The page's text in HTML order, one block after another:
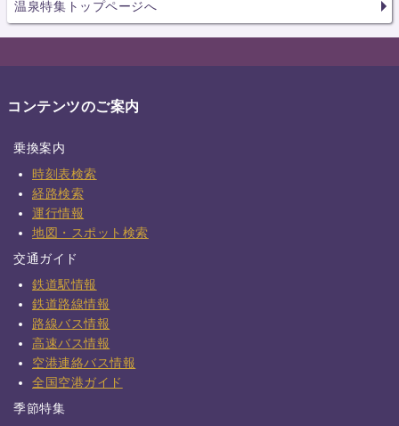
温泉特集トップページへ
コンテンツのご案内
乗換案内
時刻表検索
経路検索
運行情報
地図・スポット検索
交通ガイド
鉄道駅情報
鉄道路線情報
路線バス情報
高速バス情報
空港連絡バス情報
全国空港ガイド
季節特集